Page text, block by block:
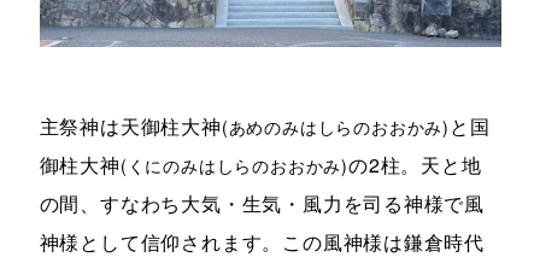
主祭神は天御柱大神(あめのみはしらのおおかみ) と国
御柱大神(くにのみはしらのおおかみ)の2柱。天と地
の間、すなわち大気・生気・風力を司る神様で風
神様として信仰されます。この風神様は鎌倉時代